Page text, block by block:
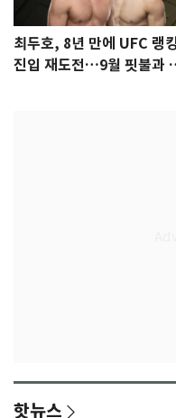
최두호, 8년 만에 UFC 랭
진입 재도전…9월 핏불과
핫뉴스